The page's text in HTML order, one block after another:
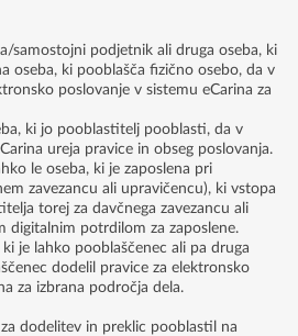
samostojni podjetnik ali druga oseba, ki
oseba, ki pooblašča fizično osebo, da v
poslovanje v sistemu eCarina za
ki jo pooblastitelj pooblasti, da v
ureja pravice in obseg poslovanja.
le oseba, ki je zaposlena pri
zavezancu ali upravičencu), ki vstopa
torej za davčnega zavezancu ali
digitalnim potrdilom za zaposlene.
je lahko pooblaščenec ali pa druga
dodelil pravice za elektronsko
za izbrana področja dela.
dodelitev in preklic pooblastil na